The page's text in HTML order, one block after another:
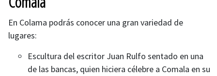
En Colama podrás conocer una gran variedad de
lugares:
Escultura del escritor Juan Rulfo sentado en una
de las bancas, quien hiciera célebre a Comala en su